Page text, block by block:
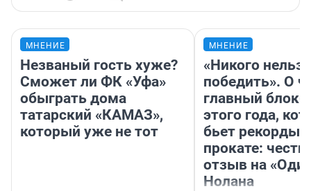
МНЕНИЕ
Незваный гость хуже?
Сможет ли ФК «Уфа»
обыграть дома
татарский «КАМАЗ»,
который уже не тот
МНЕНИЕ
«Никого нельзя
победить». О
главный
этого года,
бьет рекорды в
прокате:
отзыв на
Нолана